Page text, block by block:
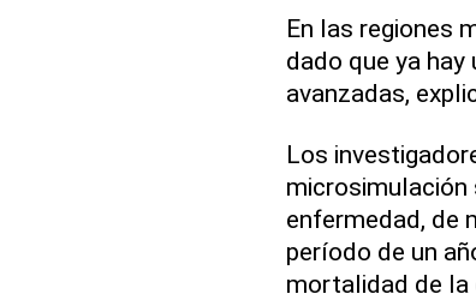
En las regiones
dado que ya hay
avanzadas,
Los
microsimulación
enfermedad, de
período de un
mortalidad de la